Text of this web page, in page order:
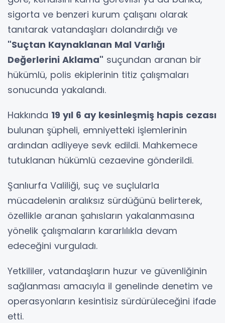
sigorta ve benzeri kurum çalışanı olarak
tanıtarak vatandaşları dolandırdığı ve
"Suçtan Kaynaklanan Mal Varlığı
Değerlerini Aklama" suçundan aranan bir
hükümlü, polis ekiplerinin titiz çalışmaları
sonucunda yakalandı.
Hakkında 19 yıl 6 ay kesinleşmiş hapis cezası
bulunan şüpheli, emniyetteki işlemlerinin
ardından adliyeye sevk edildi. Mahkemece
tutuklanan hükümlü cezaevine gönderildi.
Şanlıurfa Valiliği, suç ve suçlularla
mücadelenin aralıksız sürdüğünü belirterek,
özellikle aranan şahısların yakalanmasına
yönelik çalışmaların kararlılıkla devam
edeceğini vurguladı.
Yetkililer, vatandaşların huzur ve güvenliğinin
sağlanması amacıyla il genelinde denetim ve
operasyonların kesintisiz sürdürüleceğini ifade
etti.